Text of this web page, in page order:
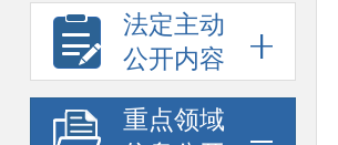
法定主动
公开内容
重点领域